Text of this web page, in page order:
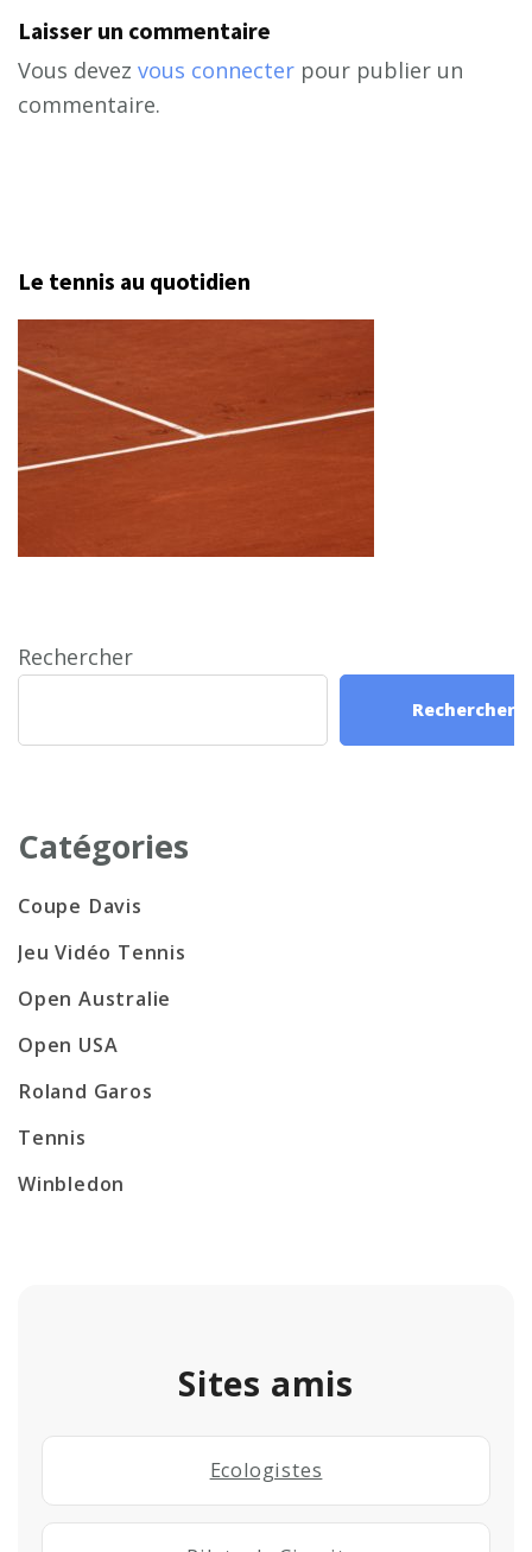
Laisser un commentaire
Vous devez vous connecter pour publier un
commentaire.
Le tennis au quotidien
Rechercher
Rechercher
Catégories
Coupe Davis
Jeu Vidéo Tennis
Open Australie
Open USA
Roland Garos
Tennis
Winbledon
Sites amis
Ecologistes